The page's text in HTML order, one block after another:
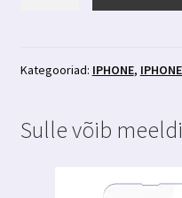
3MK
Max
Kategooriad: IPHONE,
Sulle võib